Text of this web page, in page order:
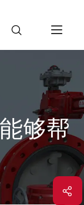
够帮